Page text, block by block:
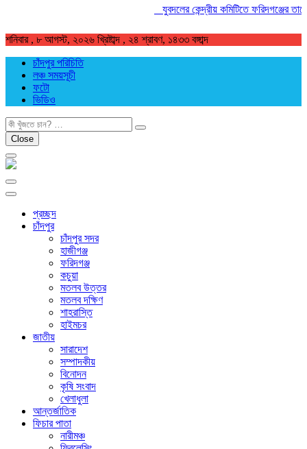
যুবদলের কেন্দ্রীয় কমিটিতে ফরিদগঞ্জের
শনিবার , ৮ আগস্ট, ২০২৬ খ্রিষ্টাব্দ , ২৪ শ্রাবণ, ১৪৩৩ বঙ্গাব্দ
চাঁদপুর পরিচিতি
লঞ্চ সময়সূচী
ফটো
ভিডিও
খুজুন
Close
প্রচ্ছদ
চাঁদপুর
চাঁদপুর সদর
হাজীগঞ্জ
ফরিদগঞ্জ
কচুয়া
মতলব উত্তর
মতলব দক্ষিণ
শাহরাস্তি
হাইমচর
জাতীয়
সারাদেশ
সম্পাদকীয়
বিনোদন
কৃষি সংবাদ
খেলাধুলা
আন্তর্জাতিক
ফিচার পাতা
নারীমঞ্চ